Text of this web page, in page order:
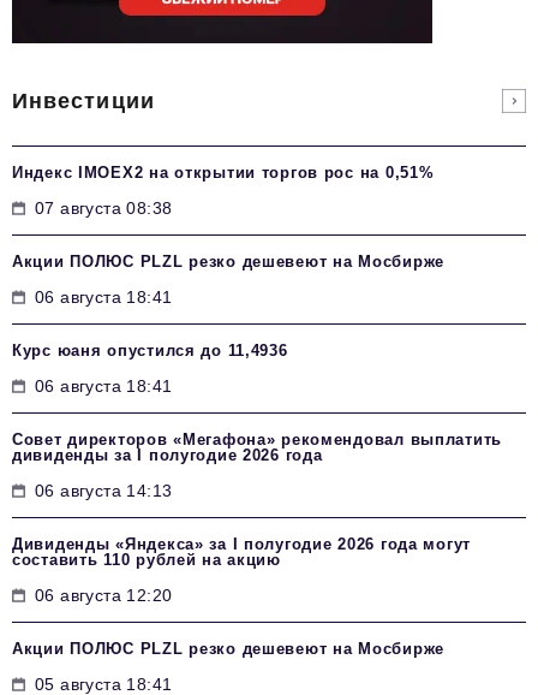
Инвестиции
Индекс IMOEX2 на открытии торгов рос на 0,51%
07 августа 08:38
Акции ПОЛЮС PLZL резко дешевеют на Мосбирже
06 августа 18:41
Курс юаня опустился до 11,4936
06 августа 18:41
Совет директоров «Мегафона» рекомендовал выплатить
дивиденды за I полугодие 2026 года
06 августа 14:13
Дивиденды «Яндекса» за I полугодие 2026 года могут
составить 110 рублей на акцию
06 августа 12:20
Акции ПОЛЮС PLZL резко дешевеют на Мосбирже
05 августа 18:41